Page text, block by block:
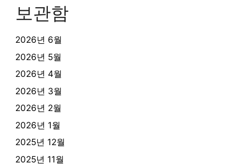
보관함
2026년 6월
2026년 5월
2026년 4월
2026년 3월
2026년 2월
2026년 1월
2025년 12월
2025년 11월